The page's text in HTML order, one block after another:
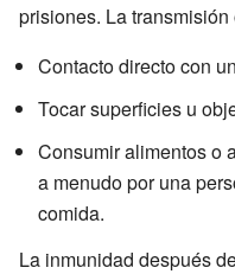
prisiones. La
Contacto directo con
Tocar superficies u
Consumir alimentos o
a menudo por una
comida.
La inmunidad después